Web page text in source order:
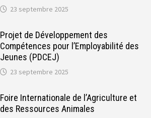
23 septembre 2025
Projet de Développement des
Compétences pour l’Employabilité des
Jeunes (PDCEJ)
23 septembre 2025
Foire Internationale de l’Agriculture et
des Ressources Animales